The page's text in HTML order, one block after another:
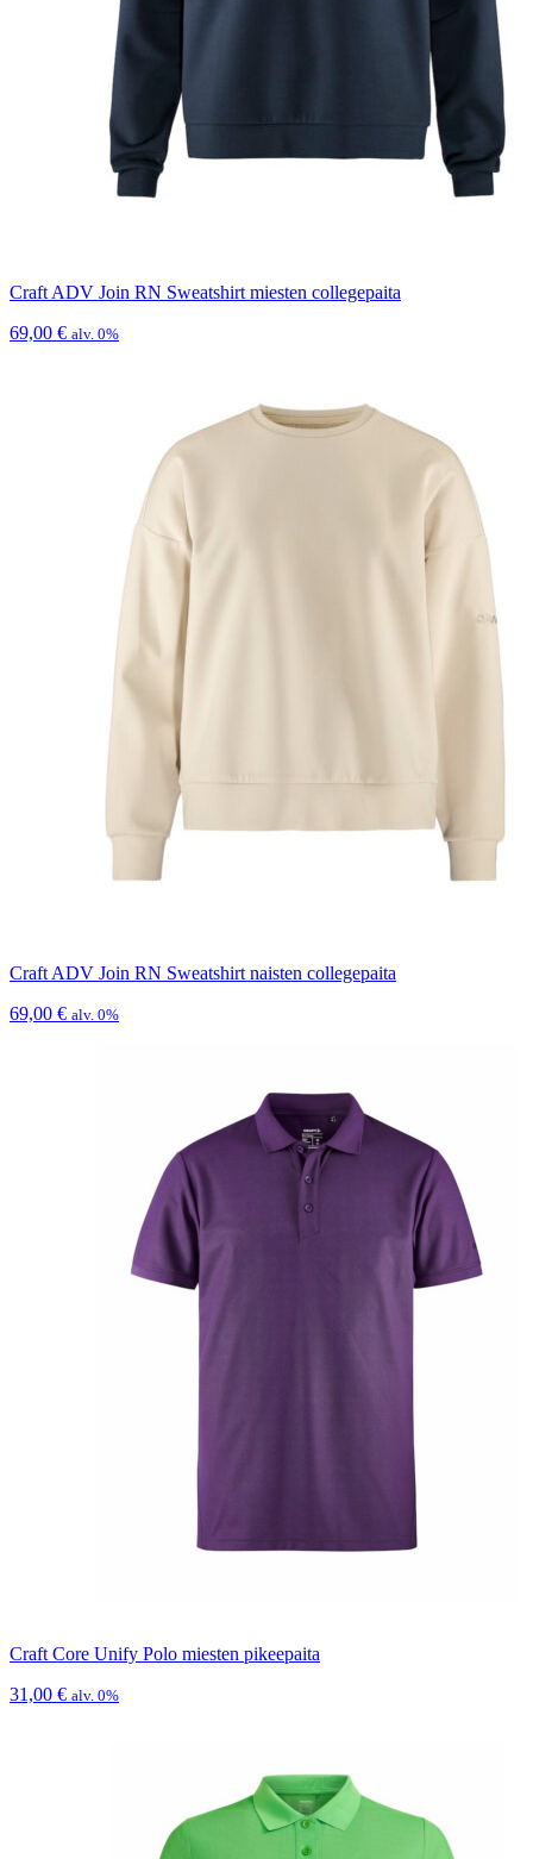
Craft ADV Join RN Sweatshirt miesten collegepaita
69,00 € alv. 0%
Craft ADV Join RN Sweatshirt naisten collegepaita
69,00 € alv. 0%
Craft Core Unify Polo miesten pikeepaita
31,00 € alv. 0%